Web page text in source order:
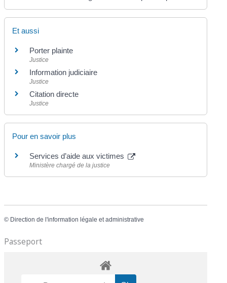
Et aussi
Porter plainte
Justice
Information judiciaire
Justice
Citation directe
Justice
Pour en savoir plus
Services d’aide aux victimes
Ministère chargé de la justice
© Direction de l'information légale et administrative
Passeport